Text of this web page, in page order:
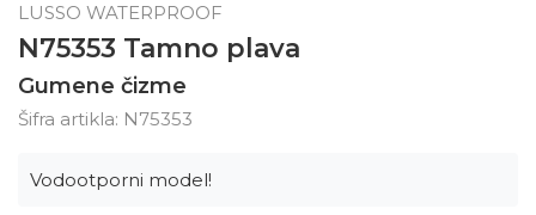
LUSSO WATERPROOF
N75353 Tamno plava
Gumene čizme
Šifra artikla: N75353
Vodootporni model!